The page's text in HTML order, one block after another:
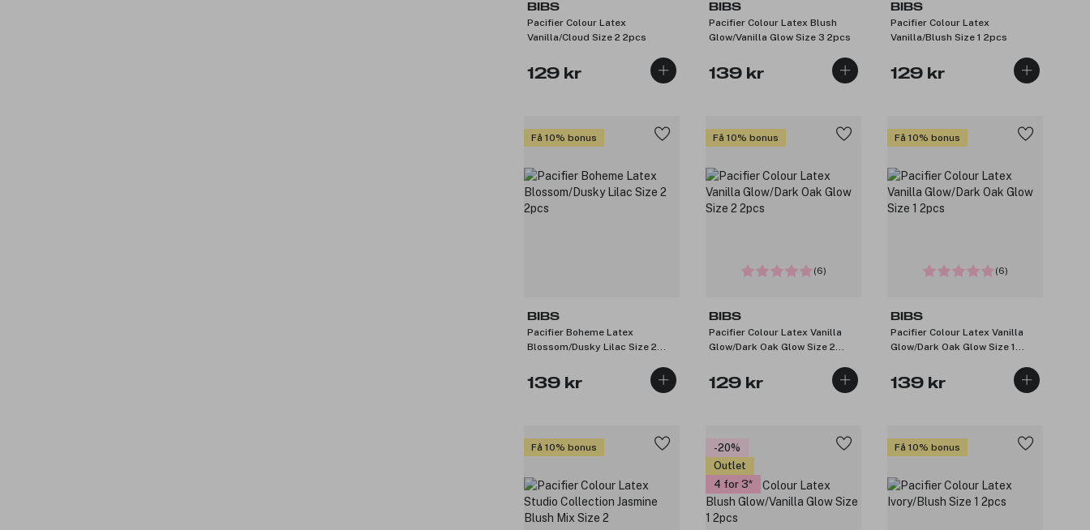
BIBS
Pacifier Colour Latex
Vanilla/Cloud Size 2 2pcs
129 kr
BIBS
Pacifier Colour Latex Blush
Glow/Vanilla Glow Size 3 2pcs
139 kr
BIBS
Pacifier Colour Latex
Vanilla/Blush Size 1 2pcs
129 kr
Få 10% bonus
BIBS
Pacifier Boheme Latex
Blossom/Dusky Lilac Size 2
139 kr
Få 10% bonus
(6)
BIBS
Pacifier Colour Latex Vanilla
Glow/Dark Oak Glow Size 2
129 kr
Få 10% bonus
(6)
BIBS
Pacifier Colour Latex Vanilla
Glow/Dark Oak Glow Size 1
139 kr
Få 10% bonus
-20%
Outlet
4 for 3
Få 10% bonus